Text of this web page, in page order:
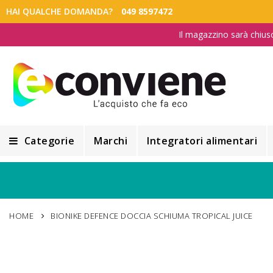
HAI QUALCHE DOMANDA? 049 8597472
Il magazzino sarà
Categorie
Alimentazione e Dietetica
Marchi Integratori alimentari
HOME BIONIKE DEFENCE DOCCIA SCHIUMA TROPICAL JUICE